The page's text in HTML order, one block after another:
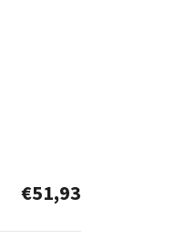
€51,93